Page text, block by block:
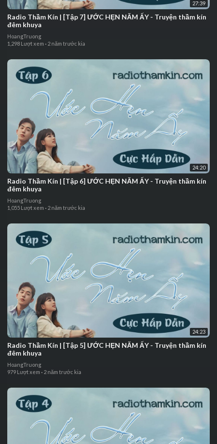
27:39
⁣Radio Thầm Kín | ⁣[Tập 7] ƯỚC HẸN NĂM ẤY - Truyện thầm kín
đêm khuya
HoangTruong
1,298 Lượt xem · 2 năm trước kia
24:20
⁣⁣⁣⁣⁣⁣Radio Thầm Kín | ⁣[Tập 6] ƯỚC HẸN NĂM ẤY - Truyện thầm kín
đêm khuya
HoangTruong
1,055 Lượt xem · 2 năm trước kia
24:23
⁣⁣⁣⁣⁣Radio Thầm Kín | ⁣[Tập 5] ƯỚC HẸN NĂM ẤY - Truyện thầm kín
đêm khuya
HoangTruong
979 Lượt xem · 2 năm trước kia